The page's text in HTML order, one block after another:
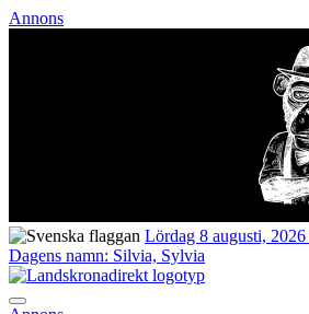
Annons
Lördag 8 augusti, 2026
Dagens namn: Silvia, Sylvia